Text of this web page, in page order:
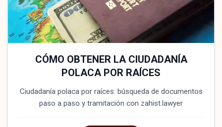
CÓMO OBTENER LA CIUDADANÍA
POLACA POR RAÍCES
Ciudadanía polaca por raíces: búsqueda de documentos
paso a paso y tramitación con zahist.lawyer